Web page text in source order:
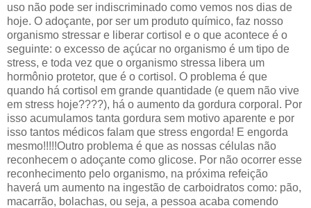
uso não pode ser indiscriminado como vemos nos dias de
hoje. O adoçante, por ser um produto químico, faz nosso
organismo stressar e liberar cortisol e o que acontece é o
seguinte: o excesso de açúcar no organismo é um tipo de
stress, e toda vez que o organismo stressa libera um
hormônio protetor, que é o cortisol. O problema é que
quando há cortisol em grande quantidade (e quem não vive
em stress hoje????), há o aumento da gordura corporal. Por
isso acumulamos tanta gordura sem motivo aparente e por
isso tantos médicos falam que stress engorda! E engorda
mesmo!!!!!Outro problema é que as nossas células não
reconhecem o adoçante como glicose. Por não ocorrer esse
reconhecimento pelo organismo, na próxima refeição
haverá um aumento na ingestão de carboidratos como: pão,
macarrão, bolachas, ou seja, a pessoa acaba comendo